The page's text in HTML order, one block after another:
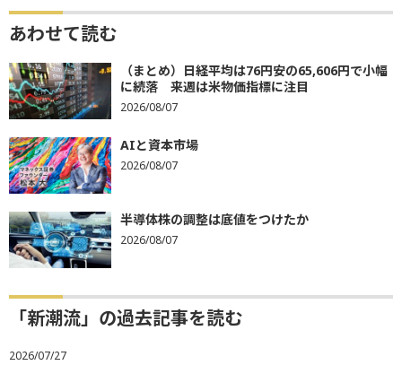
あわせて読む
（まとめ）日経平均は76円安の65,606円で小幅
に続落 来週は米物価指標に注目
2026/08/07
AIと資本市場
2026/08/07
半導体株の調整は底値をつけたか
2026/08/07
「新潮流」の過去記事を読む
2026/07/27